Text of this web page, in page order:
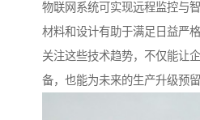
物联网系统可实现远程监控与
材料和设计有助于满足日益严格
关注这些技术趋势，不仅能让
备，也能为未来的生产升级预留